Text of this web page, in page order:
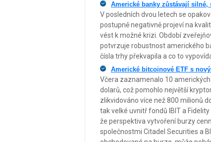
Americké banky zůstávají silné,
V posledních dvou letech se
postupně negativně projeví na
vést k možné krizi. Období
potvrzuje robustnost amerického
čísla trhy překvapila a co to
Americké bitcoinové ETF s
Včera zaznamenalo 10
dolarů, což pomohlo největší
zlikvidováno více než 800 milionů
tak velké uvnitř fondů IBIT a
že perspektiva vytvoření burzy
společnostmi Citadel Securities a